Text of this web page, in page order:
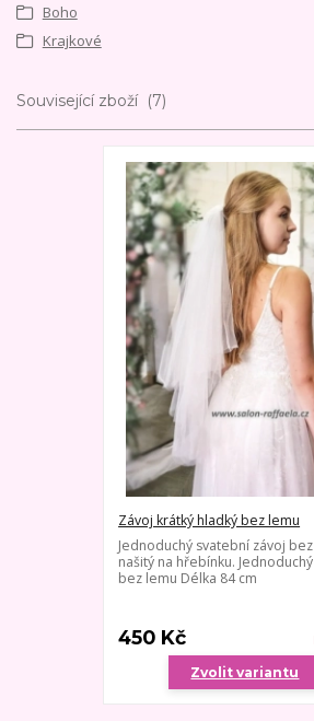
Boho
Krajkové
Související zboží 7
Závoj krátký hladký bez lemu
Jednoduchý svatební závoj
našitý na hřebínku.
bez lemu Délka 84 cm
450 Kč
Zvolit variantu